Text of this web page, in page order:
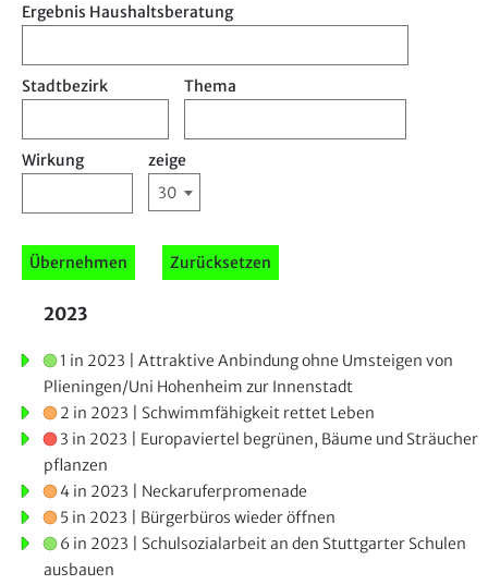
Ergebnis Haushaltsberatung
Stadtbezirk Thema
Wirkung
zeige
30
2023
1 in 2023 | Attraktive Anbindung ohne Umsteigen von
Plieningen/Uni Hohenheim zur Innenstadt
2 in 2023 | Schwimmfähigkeit rettet Leben
3 in 2023 | Europaviertel begrünen, Bäume und Sträucher
pflanzen
4 in 2023 | Neckaruferpromenade
5 in 2023 | Bürgerbüros wieder öffnen
6 in 2023 | Schulsozialarbeit an den Stuttgarter Schulen
ausbauen